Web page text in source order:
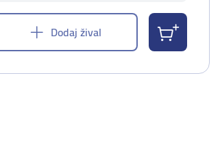
Dodaj žival